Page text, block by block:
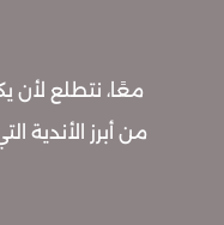
معًا، نتطلع لأن
من أبرز الأندية